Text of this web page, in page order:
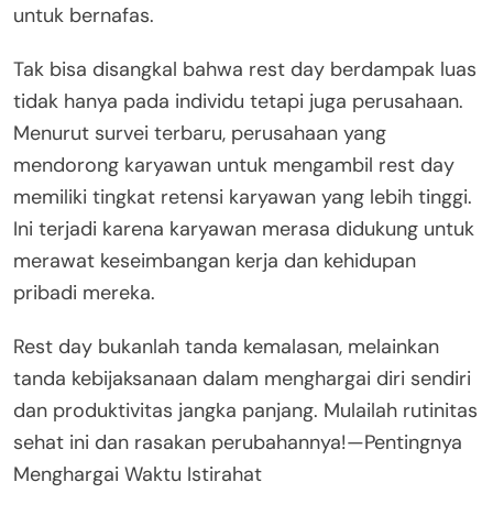
untuk bernafas.
Tak bisa disangkal bahwa rest day berdampak luas
tidak hanya pada individu tetapi juga perusahaan.
Menurut survei terbaru, perusahaan yang
mendorong karyawan untuk mengambil rest day
memiliki tingkat retensi karyawan yang lebih tinggi.
Ini terjadi karena karyawan merasa didukung untuk
merawat keseimbangan kerja dan kehidupan
pribadi mereka.
Rest day bukanlah tanda kemalasan, melainkan
tanda kebijaksanaan dalam menghargai diri sendiri
dan produktivitas jangka panjang. Mulailah rutinitas
sehat ini dan rasakan perubahannya!—Pentingnya
Menghargai Waktu Istirahat